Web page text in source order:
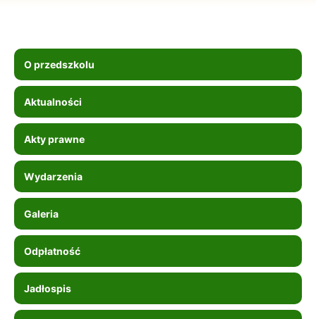
O przedszkolu
Aktualności
Akty prawne
Wydarzenia
Galeria
Odpłatność
Jadłospis